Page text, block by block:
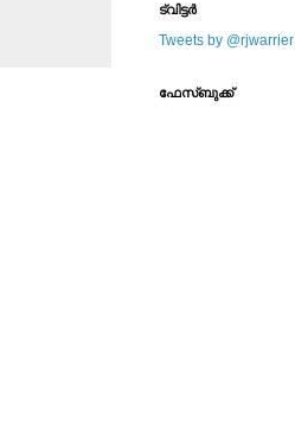
ട്വിട്ടര്‍
Tweets by @rjwarrier
ഫേസ്ബുക്ക്